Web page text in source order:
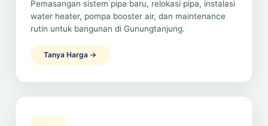
Pemasangan sistem pipa baru, relokasi pipa, instalasi
water heater, pompa booster air, dan maintenance
rutin untuk bangunan di Gunungtanjung.
Tanya Harga →